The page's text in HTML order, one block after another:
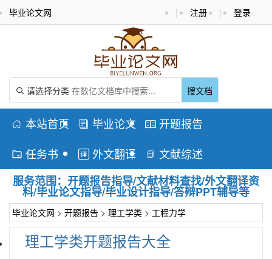
毕业论文网 登录
|
注册
|
 请选择分类 搜文档
 本站首页  毕业论文  开题报告
 任务书  外文翻译  文献综述
服务范围：开题报告指导/文献材料查找/外文翻译资
料/毕业论文指导/毕业设计指导/答辩PPT辅导等
毕业论文网 > 开题报告 > 理工学类 > 工程力学
理工学类开题报告大全